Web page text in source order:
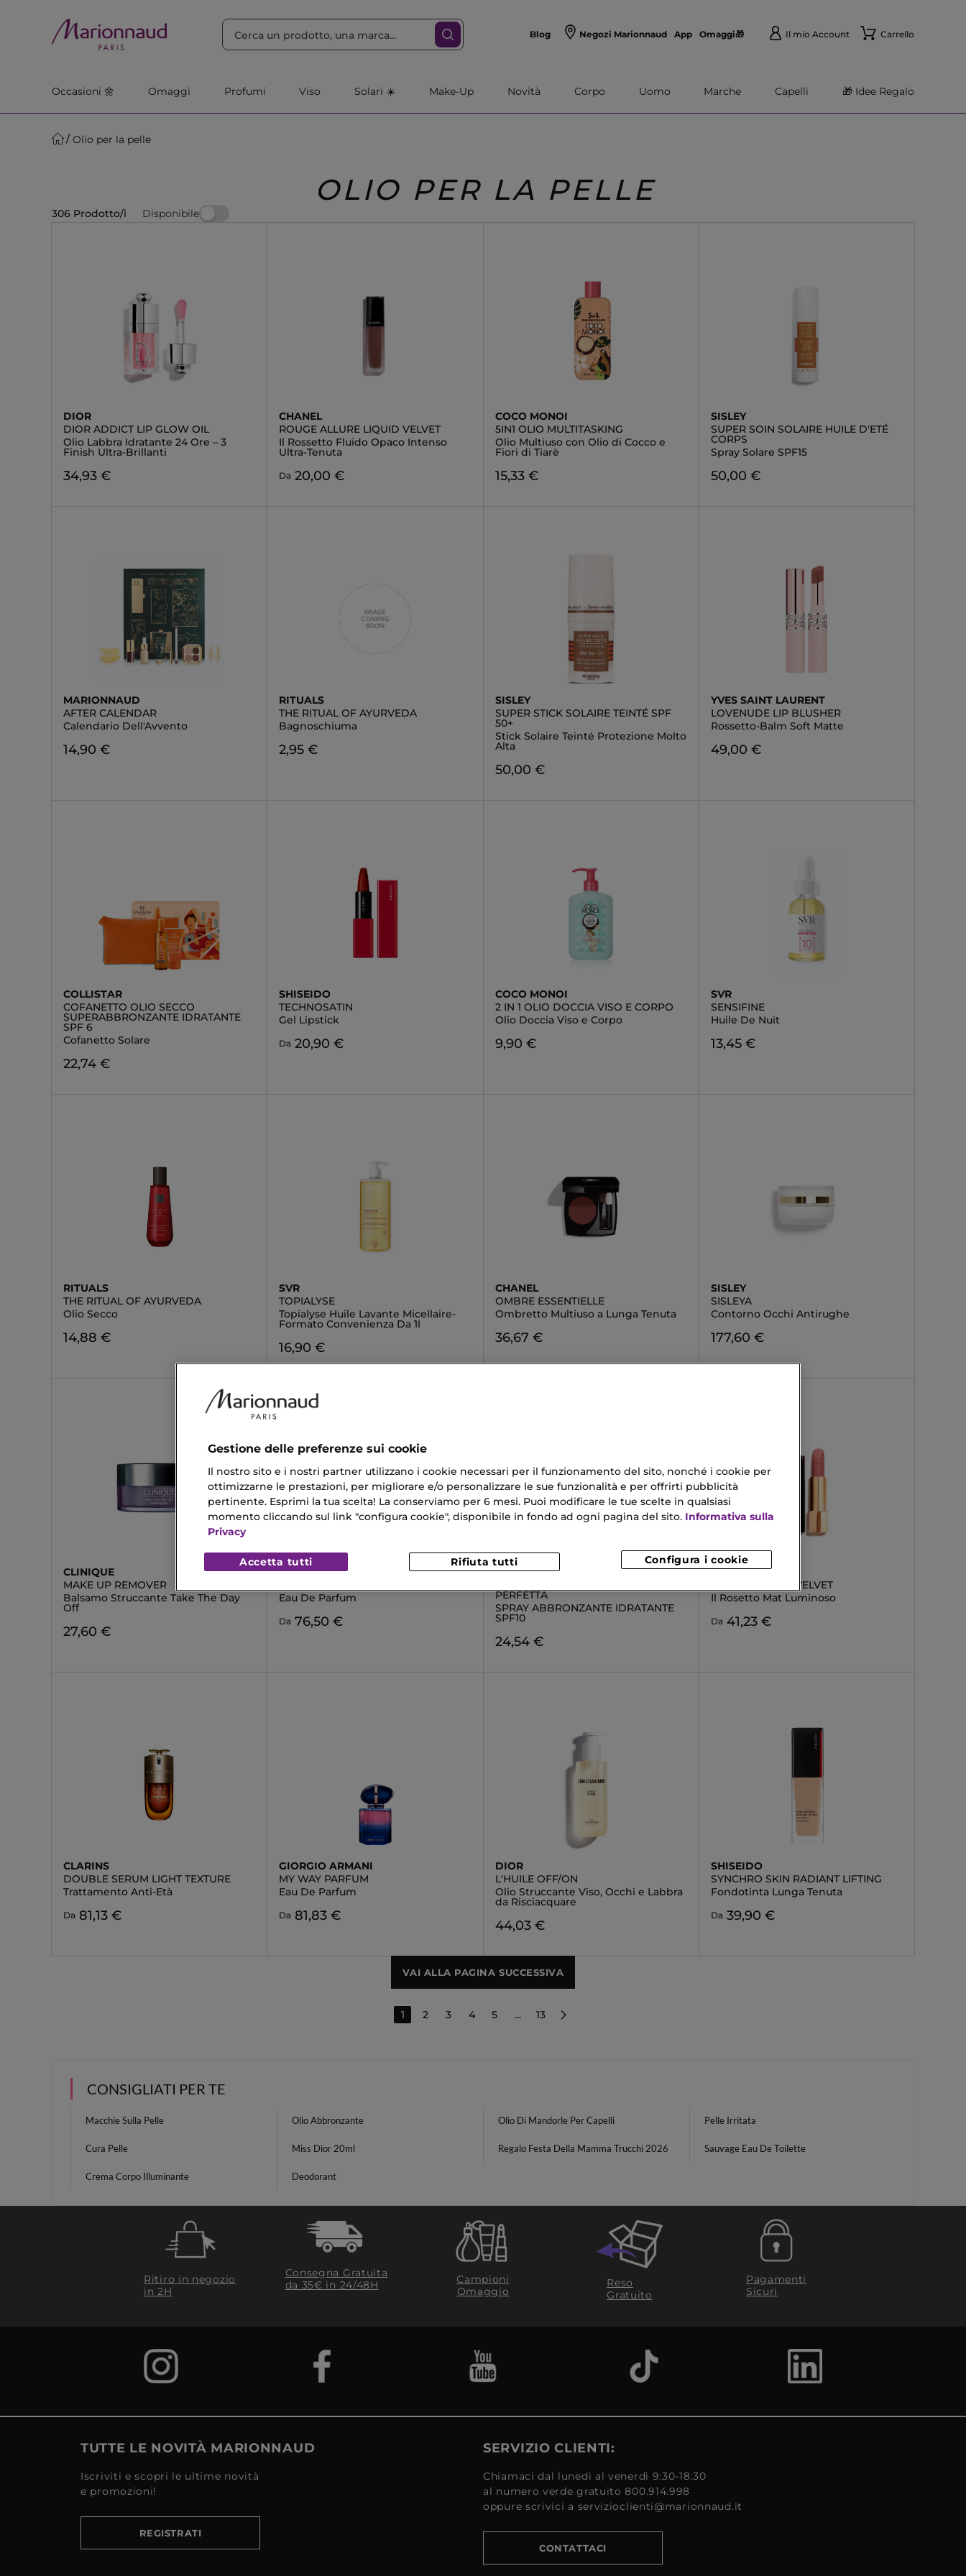
Blog Negozi Marionnaud App Omaggi🎁 Il mio Account Carrello
Occasioni 🌼 Omaggi Profumi Viso Solari ☀️ Make-Up Novità Corpo Uomo Marche Capelli 🎁 Idee Regalo
Olio per la pelle
OLIO PER LA PELLE
306 Prodotto/i Disponibile
DIOR
DIOR ADDICT LIP GLOW OIL
Olio Labbra Idratante 24 Ore – 3
Finish Ultra-Brillanti
34,93 €
CHANEL
ROUGE ALLURE LIQUID VELVET
Il Rossetto Fluido Opaco Intenso
Ultra-Tenuta
Da 20,00 €
COCO MONOI
5IN1 OLIO MULTITASKING
Olio Multiuso con Olio di Cocco e
Fiori di Tiarè
15,33 €
SISLEY
SUPER SOIN SOLAIRE HUILE D'ETÉ
CORPS
Spray Solare SPF15
50,00 €
MARIONNAUD
AFTER CALENDAR
Calendario Dell'Avvento
14,90 €
RITUALS
THE RITUAL OF AYURVEDA
Bagnoschiuma
2,95 €
SISLEY
SUPER STICK SOLAIRE TEINTÉ SPF
50+
Stick Solaire Teinté Protezione Molto
Alta
50,00 €
YVES SAINT LAURENT
LOVENUDE LIP BLUSHER
Rossetto-Balm Soft Matte
49,00 €
COLLISTAR
COFANETTO OLIO SECCO
SUPERABBRONZANTE IDRATANTE
SPF 6
Cofanetto Solare
22,74 €
SHISEIDO
TECHNOSATIN
Gel Lipstick
Da 20,90 €
COCO MONOI
2 IN 1 OLIO DOCCIA VISO E CORPO
Olio Doccia Viso e Corpo
9,90 €
SVR
SENSIFINE
Huile De Nuit
13,45 €
RITUALS
THE RITUAL OF AYURVEDA
Olio Secco
14,88 €
SVR
TOPIALYSE
Topialyse Huile Lavante Micellaire-
Formato Convenienza Da 1l
16,90 €
CHANEL
OMBRE ESSENTIELLE
Ombretto Multiuso a Lunga Tenuta
36,67 €
SISLEY
SISLEYA
Contorno Occhi Antirughe
177,60 €
CLINIQUE
MAKE UP REMOVER
Balsamo Struccante Take The Day
Off
27,60 €
DOLCE&GABBANA
Eau De Parfum
Da 76,50 €
COLLISTAR
PERFETTA
SPRAY ABBRONZANTE IDRATANTE
SPF10
24,54 €
CHANEL
ROUGE ALLURE VELVET
Il Rosetto Mat Luminoso
Da 41,23 €
CLARINS
DOUBLE SERUM LIGHT TEXTURE
Trattamento Anti-Età
Da 81,13 €
GIORGIO ARMANI
MY WAY PARFUM
Eau De Parfum
Da 81,83 €
DIOR
L'HUILE OFF/ON
Olio Struccante Viso, Occhi e Labbra
da Risciacquare
44,03 €
SHISEIDO
SYNCHRO SKIN RADIANT LIFTING
Fondotinta Lunga Tenuta
Da 39,90 €
VAI ALLA PAGINA SUCCESSIVA
1 2 3 4 5 ... 13
CONSIGLIATI PER TE
Macchie Sulla Pelle Olio Abbronzante Olio Di Mandorle Per Capelli Pelle Irritata
Cura Pelle Miss Dior 20ml Regalo Festa Della Mamma Trucchi 2026 Sauvage Eau De Toilette
Crema Corpo Illuminante Deodorant
Ritiro in negozio
in 2H
Consegna Gratuita
da 35€​ in 24/48H
Campioni
Omaggio
Reso
Gratuito
Pagamenti
Sicuri
TUTTE LE NOVITÀ MARIONNAUD
Iscriviti e scopri le ultime novità
e promozioni!
REGISTRATI
SERVIZIO CLIENTI:
Chiamaci dal lunedì al venerdì 9:30-18:30
al numero verde gratuito 800.914.998
oppure scrivici a servizioclienti@marionnaud.it
CONTATTACI
Gestione delle preferenze sui cookie
Il nostro sito e i nostri partner utilizzano i cookie necessari per il funzionamento del sito, nonché i cookie per
ottimizzarne le prestazioni, per migliorare e/o personalizzare le sue funzionalità e per offrirti pubblicità
pertinente. Esprimi la tua scelta! La conserviamo per 6 mesi. Puoi modificare le tue scelte in qualsiasi
momento cliccando sul link "configura cookie", disponibile in fondo ad ogni pagina del sito. Informativa sulla
Privacy
Configura i cookie
Rifiuta tutti
Accetta tutti